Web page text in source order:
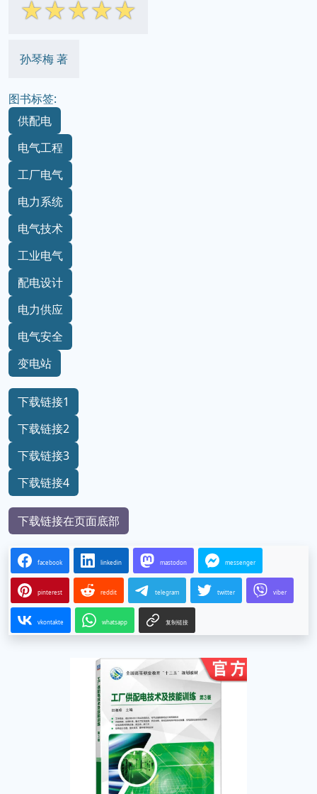
☆☆☆☆☆
孙琴梅 著
图书标签:
供配电
电气工程
工厂电气
电力系统
电气技术
工业电气
配电设计
电力供应
电气安全
变电站
下载链接1
下载链接2
下载链接3
下载链接4
下载链接在页面底部
facebook linkedin mastodon messenger
pinterest reddit telegram twitter viber
vkontakte whatsapp 复制链接